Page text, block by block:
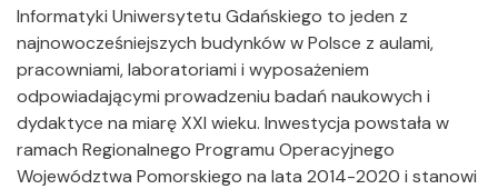
Informatyki Uniwersytetu Gdańskiego to jeden z
najnowocześniejszych budynków w Polsce z aulami,
pracowniami, laboratoriami i wyposażeniem
odpowiadającymi prowadzeniu badań naukowych i
dydaktyce na miarę XXI wieku. Inwestycja powstała w
ramach Regionalnego Programu Operacyjnego
Województwa Pomorskiego na lata 2014-2020 i stanowi